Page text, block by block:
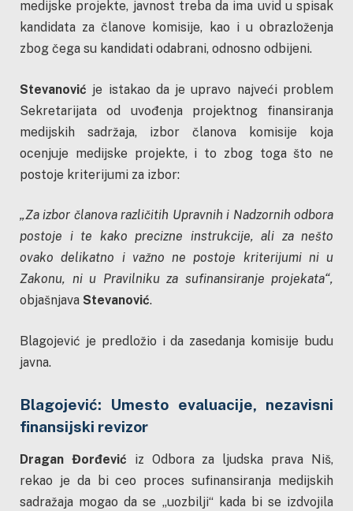
medijske projekte, javnost treba da ima uvid u spisak
kandidata za članove komisije, kao i u obrazloženja
zbog čega su kandidati odabrani, odnosno odbijeni.
Stevanović je istakao da je upravo najveći problem
Sekretarijata od uvođenja projektnog finansiranja
medijskih sadržaja, izbor članova komisije koja
ocenjuje medijske projekte, i to zbog toga što ne
postoje kriterijumi za izbor:
„Za izbor članova različitih Upravnih i Nadzornih odbora
postoje i te kako precizne instrukcije, ali za nešto
ovako delikatno i važno ne postoje kriterijumi ni u
Zakonu, ni u Pravilniku za sufinansiranje projekata“,
objašnjava Stevanović.
Blagojević je predložio i da zasedanja komisije budu
javna.
Blagojević: Umesto evaluacije, nezavisni
finansijski revizor
Dragan Đorđević iz Odbora za ljudska prava Niš,
rekao je da bi ceo proces sufinansiranja medijskih
sadražaja mogao da se „uozbilji“ kada bi se izdvojila